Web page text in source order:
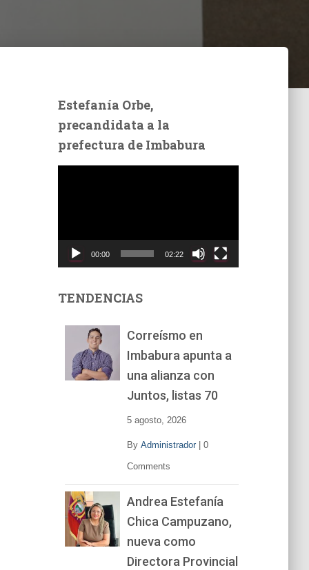
Estefanía Orbe,
precandidata a la
prefectura de Imbabura
t
00:00 02:22
TENDENCIAS
Correísmo en
Imbabura apunta a
una alianza con
Juntos, listas 70
5 agosto, 2026
By Administrador| 0
Comments
Andrea Estefanía
Chica Campuzano,
nueva como
Directora Provincial